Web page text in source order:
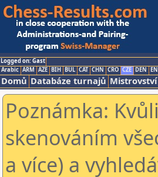
Logged on: Gast
Arabic ARM AZE BIH BUL CAT CHN CRO CZE DEN
Domů Databáze turnajů Mistrovství
Poznámka:
skenováním
a více) a